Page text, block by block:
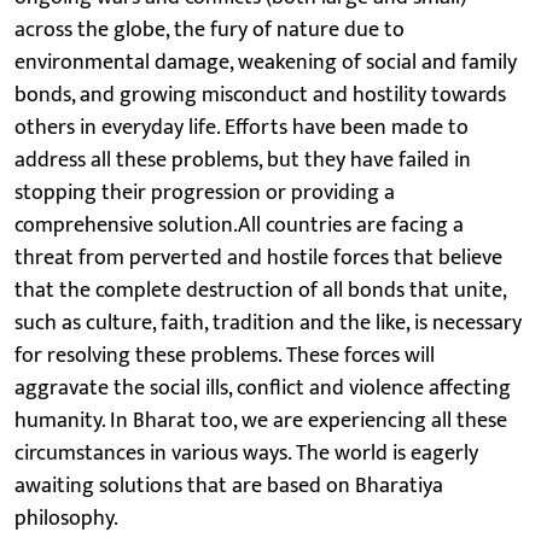
across the globe, the fury of nature due to
environmental damage, weakening of social and family
bonds, and growing misconduct and hostility towards
others in everyday life. Efforts have been made to
address all these problems, but they have failed in
stopping their progression or providing a
comprehensive solution.All countries are facing a
threat from perverted and hostile forces that believe
that the complete destruction of all bonds that unite,
such as culture, faith, tradition and the like, is necessary
for resolving these problems. These forces will
aggravate the social ills, conflict and violence affecting
humanity. In Bharat too, we are experiencing all these
circumstances in various ways. The world is eagerly
awaiting solutions that are based on Bharatiya
philosophy.